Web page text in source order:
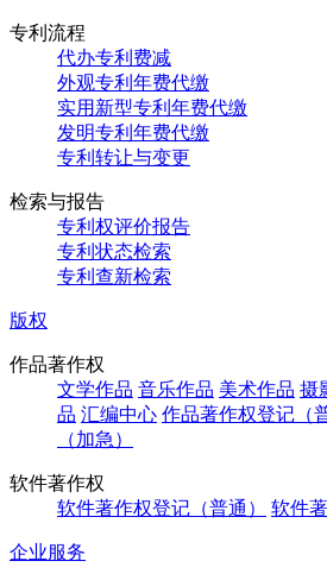
专利流程
代办专利费减
外观专利年费代缴
实用新型专利年费代缴
发明专利年费代缴
专利转让与变更
检索与报告
专利权评价报告
专利状态检索
专利查新检索
版权
作品著作权
文学作品 音乐作品 美术作品 摄
品 汇编中心 作品著作权登记（
（加急）
软件著作权
软件著作权登记（普通）
软件
企业服务